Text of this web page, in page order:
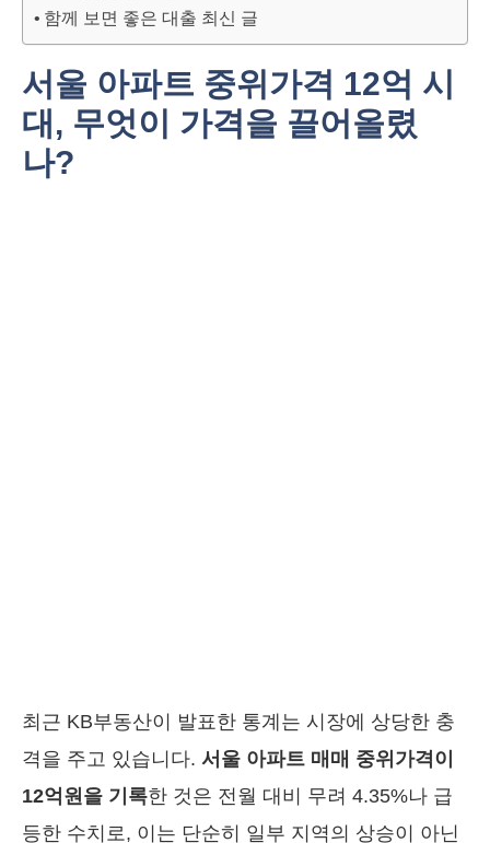
함께 보면 좋은 대출 최신 글
서울 아파트 중위가격 12억 시
대, 무엇이 가격을 끌어올렸
나?
최근 KB부동산이 발표한 통계는 시장에 상당한 충
격을 주고 있습니다. 서울 아파트 매매 중위가격이
12억원을 기록한 것은 전월 대비 무려 4.35%나 급
등한 수치로, 이는 단순히 일부 지역의 상승이 아닌